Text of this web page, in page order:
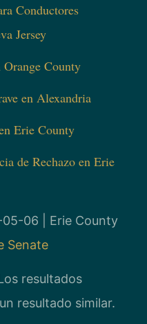
Conductores
Jersey
County
en Alexandria
Erie County
de Rechazo en Erie
06 | Erie County
Senate
resultados
resultado similar.